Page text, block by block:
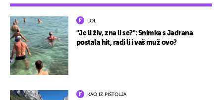
LOL
"Je li živ, zna li se?": Snimka s Jadrana
postala hit, radi li i vaš muž ovo?
KAO IZ PIŠTOLJA